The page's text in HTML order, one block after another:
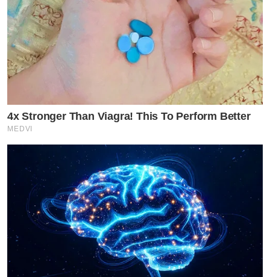
4x Stronger Than Viagra! This To Perform Better
MEDVI